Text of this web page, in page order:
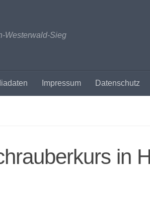
Westerwald-Sieg
Impressum Datenschutz
in